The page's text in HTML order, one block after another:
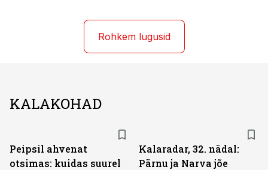
Rohkem lugusid
KALAKOHAD
Peipsil ahvenat
otsimas: kuidas suurel
Kalaradar, 32. nädal:
Pärnu ja Narva jõe